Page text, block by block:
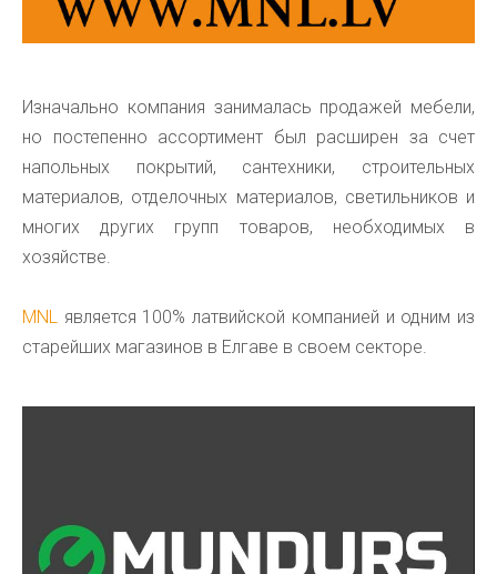
Изначально компания занималась продажей мебели,
но постепенно ассортимент был расширен за счет
напольных покрытий, сантехники, строительных
материалов, отделочных материалов, светильников и
многих других групп товаров, необходимых в
хозяйстве.
MNL является 100% латвийской компанией и одним из
старейших магазинов в Елгаве в своем секторе.